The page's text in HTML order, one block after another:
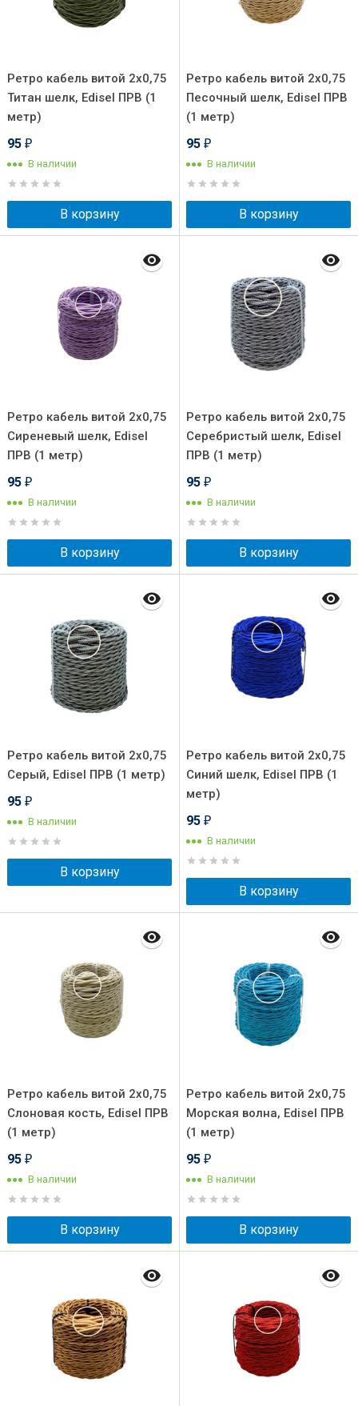
Ретро кабель витой 2x0,75
Титан шелк, Edisel ПРВ (1
метр)
95 ₽
В наличии
В корзину
Ретро кабель витой 2x0,75
Песочный шелк, Edisel ПРВ
(1 метр)
95 ₽
В наличии
В корзину
Ретро кабель витой 2x0,75
Сиреневый шелк, Edisel
ПРВ (1 метр)
95 ₽
В наличии
В корзину
Ретро кабель витой 2x0,75
Серебристый шелк, Edisel
ПРВ (1 метр)
95 ₽
В наличии
В корзину
Ретро кабель витой 2x0,75
Серый, Edisel ПРВ (1 метр)
95 ₽
В наличии
В корзину
Ретро кабель витой 2x0,75
Синий шелк, Edisel ПРВ (1
метр)
95 ₽
В наличии
В корзину
Ретро кабель витой 2x0,75
Слоновая кость, Edisel ПРВ
(1 метр)
95 ₽
В наличии
В корзину
Ретро кабель витой 2x0,75
Морская волна, Edisel ПРВ
(1 метр)
95 ₽
В наличии
В корзину